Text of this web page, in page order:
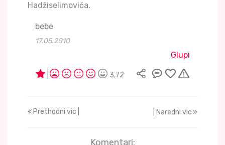
Hadžiselimovića.
bebe
17.05.2010
Glupi
3,72
Prethodni vic | | Naredni vic
Komentari: